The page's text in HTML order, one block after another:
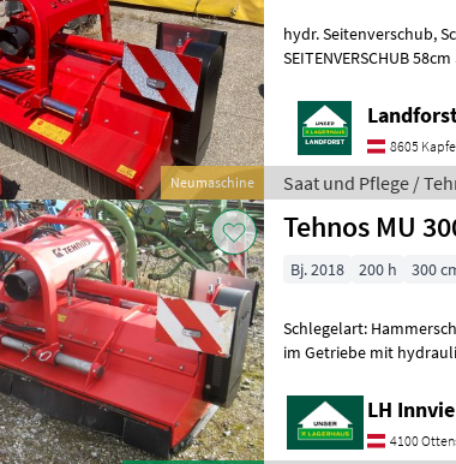
Neumaschine
hydr. Seitenverschub,
SEITENVERSCHUB
8605
Saat und Pflege /
Tehnos MU
Bj. 2018 200 h 300
Schlegelart:
im Getriebe mit
LH
4100